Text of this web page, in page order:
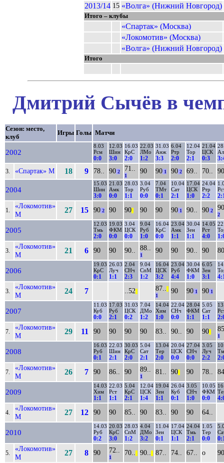
2013/14 15 «Волга» (Нижний Новгород)
Итого – клубы
«Спартак» (Москва)
«Локомотив» (Москва)
«Волга» (Нижний Новгород)
Итого
Дмитрий Сычёв в
Сезон: место,
клуб
Игры Голы Матчи
2002
8.03
Рсм
0:0
12.03
Шин
3:0
16.03
КрС
2:0
22.03
ЛМо
1:2
31.03
Анж
3:3
6.04
Ртр
2:0
12.04
Тор
2:1
21.04
ЦСК
0:3
3. «Спартак» М 18 9 78.. 90 2 71..
1
90 90 1 90 2 69.. 70.. 90
2004
15.03
Шин
3:0
21.03
Амк
0:0
28.03
Тор
1:1
3.04
Руб
0:0
7.04
ТМт
0:1
10.04
Сат
2:1
17.04
ЦСК
1:0
24.04
Ртр
2:2
1.
«Локомотив»
М
27 15 90 2 90 90 90 90 90 1 90.. 90 2
2
2005
12.03
Тмь
2:0
19.03
ФКМ
0:0
3.04
ЦСК
0:0
9.04
Руб
1:0
16.04
КрС
0:0
23.04
Амк
1:1
30.04
Зен
1:1
14.05
Рст
4:0
3.
«Локомотив»
М
21 6 90 90 90.. 88..
1
90 90 90.. 90
2006
19.03
КрС
0:1
26.03
Луч
1:1
2.04
СНч
2:3
9.04
СпМ
1:2
16.04
ЦСК
3:2
23.04
Руб
4:4
30.04
ФКМ
1:0
6.05
Зен
3:1
3.
«Локомотив»
М
24 7 ..52 87..
1
90 90 1 90 1
2007
11.03
Куб
0:0
17.03
Руб
2:1
31.03
ЦСК
0:2
7.04
ДМо
1:2
14.04
Хим
1:0
22.04
СНч
0:0
28.04
ФКМ
1:1
5.05
Сат
1:1
7.
«Локомотив»
М
29 11 90 90 90 90 83.. 90.. 90 90
1
2008
16.03
Руб
0:1
22.03
Шин
2:1
30.03
КрС
2:0
5.04
Сат
2:1
13.04
Тер
2:0
20.04
ЦСК
0:0
27.04
СНч
0:0
3.05
Луч
2:2
7.
«Локомотив»
М
26 7 90 86.. 90 89..
1
81.. 90 90 78..
2009
14.03
Хим
1:1
22.03
Рст
1:1
5.04
КрС
2:1
12.04
ЦСК
1:4
19.04
Зен
1:1
26.04
Куб
0:1
3.05
СНч
1:0
10.05
ФКМ
0:0
4.
«Локомотив»
М
27 12 90 90 85.. 90 83.. 90 90 64..
2010
14.03
Руб
0:2
20.03
КрС
3:0
28.03
СпМ
1:2
4.04
ДМо
3:2
11.04
Зен
0:1
17.04
ЦСК
1:1
24.04
Тмь
2:1
1.05
Тер
0:0
5.
«Локомотив»
М
27 8 90 72..
1
70.. 90.. 87.. 74.. 67.. о 90